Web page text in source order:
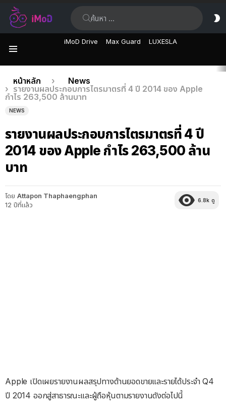
iMoD Drive Max Guard LUXESLA
เรื่อง
ล่าสุด
คุณอยู่ที่นี่:
หน้าหลัก
News
รายงานผลประกอบการไตรมาตรที่ 4 ปี 2014 ของ Apple
กำไร 263,500 ล้านบาท
NEWS
รายงานผลประกอบการไตรมาตรที่ 4 ปี
2014 ของ Apple กำไร 263,500 ล้าน
บาท
โดย Attapon Thaphaengphan
12 ปีที่แล้ว
6.8k ดู
Apple เปิดเผยรายงานผลสรุปทางด้านยอดขายและรายได้ประจำ Q4
ปี 2014 ออกสู่สาธารณะและผู้ถือหุ้นตามรายงานดังต่อไปนี้